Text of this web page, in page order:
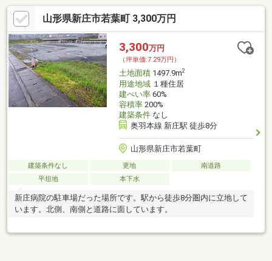
山形県新庄市若葉町 3,300万円
3,300万円
（坪単価:7.29万円）
土地面積1497.9m2
用途地域１種住居
建ぺい率60%
容積率200%
建築条件なし
奥羽本線 新庄駅 徒歩8分
山形県新庄市若葉町
建築条件なし 更地
南道路
平坦地
本下水
新庄病院の駐車場だった場所です。駅から徒歩8分圏内に立地して
います。北側、南側と道路に面しています。